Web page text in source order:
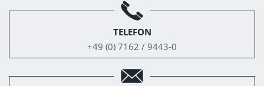
TELEFON
+49 (0) 7162 / 9443-0